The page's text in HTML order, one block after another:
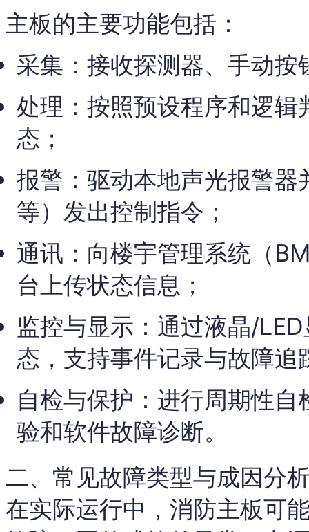
主板的主要功能包括：
采集：接收探测器、手动
处理：按照预设程序和逻
态；
报警：驱动本地声光报警
等）发出控制指令；
通讯：向楼宇管理系统（
台上传状态信息；
监控与显示：通过液晶/
态，支持事件记录与故障追
自检与保护：进行周期性
验和软件故障诊断。
二、常见故障类型与成因分
在实际运行中，消防主板可